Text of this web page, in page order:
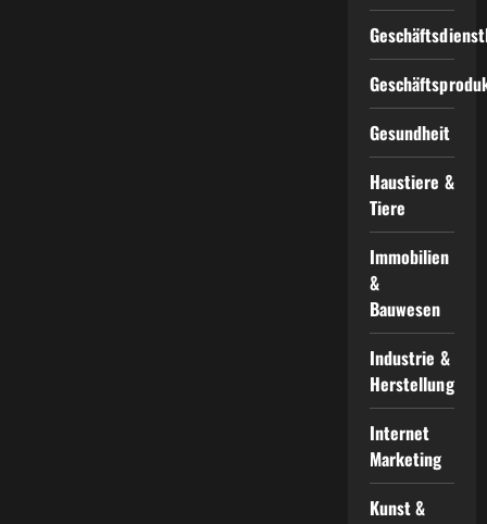
Gesundheit
Haustiere &
Tiere
Immobilien
&
Bauwesen
Industrie &
Herstellung
Internet
Marketing
Kunst &